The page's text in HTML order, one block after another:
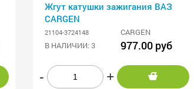
Жгут катушки зажигания ВАЗ
CARGEN
21104-3724148
CARGEN
В НАЛИЧИИ: 3
977.00 руб
- +